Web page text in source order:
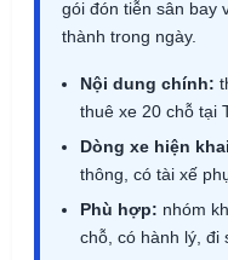
gói đón tiễn sân bay
thành trong ngày.
Nội dung chính:
thuê xe 20 chỗ tại
Dòng xe hiện
thông, có tài xế
Phù hợp: nhóm
chỗ, có hành lý, đi